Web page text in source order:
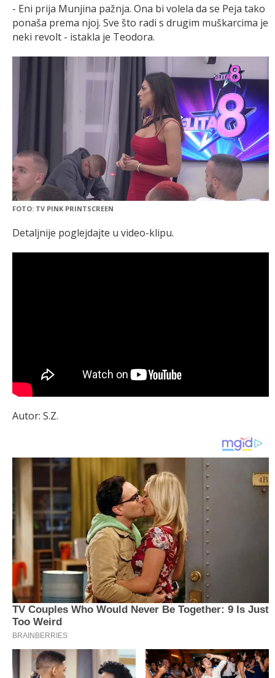
- Eni prija Munjina pažnja. Ona bi volela da se Peja tako
ponaša prema njoj. Sve što radi s drugim muškarcima je
neki revolt - istakla je Teodora.
FOTO: TV PINK PRINTSCREEN
Detaljnije poglejdajte u video-klipu.
Autor: S.Z.